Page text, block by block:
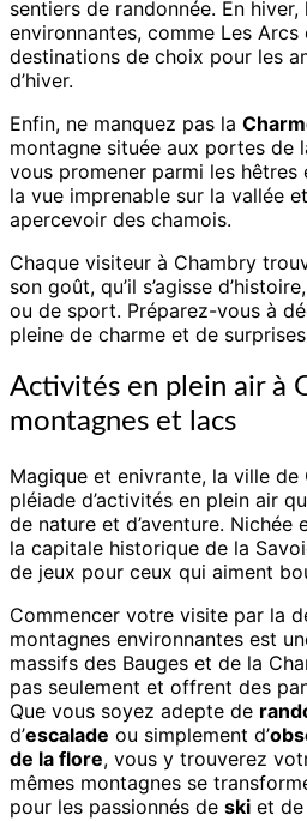
sentiers de randonnée. En
environnantes, comme Les
destinations de choix pour les
d’hiver.
Enfin, ne manquez pas la
montagne située aux portes de
vous promener parmi les
la vue imprenable sur la vallée
apercevoir des chamois.
Chaque visiteur à Chambry
son goût, qu’il s’agisse
ou de sport. Préparez-vous à
pleine de charme et de
Activités en plein air à
montagnes et lacs
Magique et enivrante, la ville
pléiade d’activités en plein air
de nature et d’aventure. Nichée
la capitale historique de la
de jeux pour ceux qui aiment
Commencer votre visite par la
montagnes environnantes est
massifs des Bauges et de la
pas seulement et offrent des
Que vous soyez adepte de
d’escalade ou simplement d’
de la flore, vous y trouverez
mêmes montagnes se
pour les passionnés de ski et de